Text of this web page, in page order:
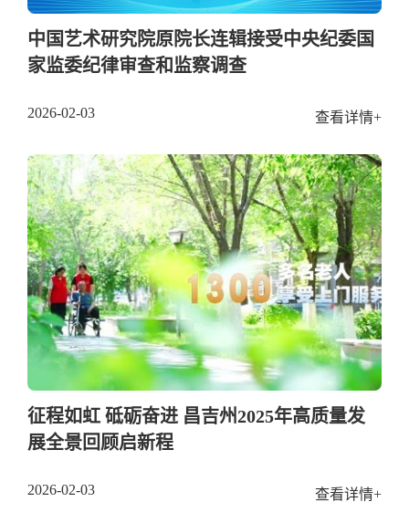
中国艺术研究院原院长连辑接受中央纪委国
家监委纪律审查和监察调查
2026-02-03 查看详情+
征程如虹 砥砺奋进 昌吉州2025年高质量发
展全景回顾启新程
2026-02-03 查看详情+